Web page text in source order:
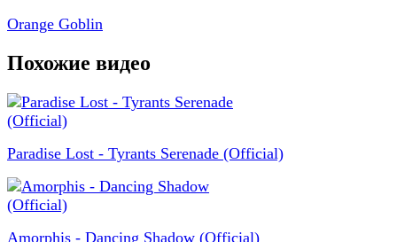
Orange Goblin
Похожие видео
Paradise Lost - Tyrants Serenade (Official)
Amorphis - Dancing Shadow (Official)